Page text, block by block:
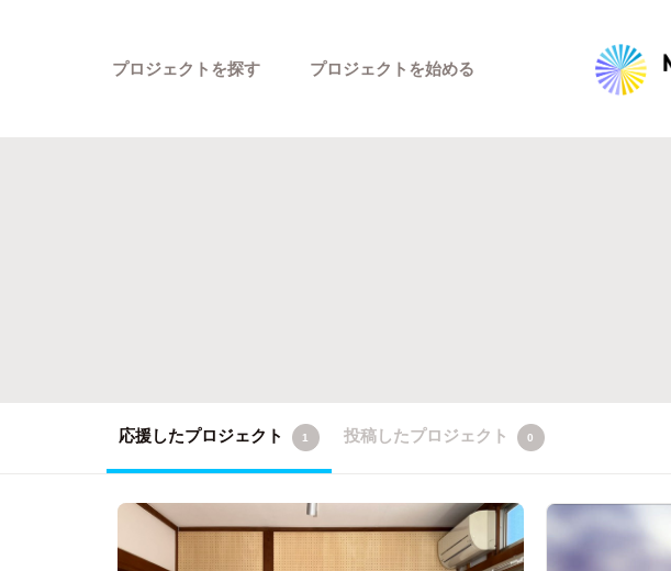
プロジェクトを探す プロジェクトを始める
応援したプロジェクト 1 投稿したプロジェクト 0